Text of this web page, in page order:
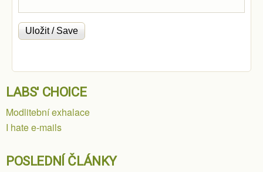
LABS' CHOICE
Modlitební exhalace
I hate e-mails
POSLEDNÍ ČLÁNKY